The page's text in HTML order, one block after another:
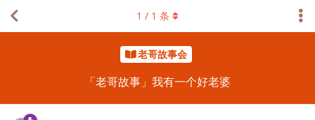
老哥故事会
「老哥故事」我有一个好老婆
1 / 1 条